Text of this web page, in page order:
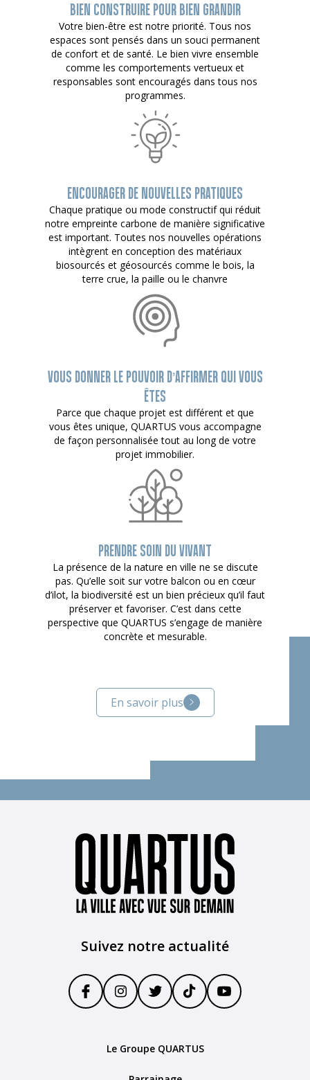
BIEN CONSTRUIRE POUR BIEN GRANDIR
Votre bien-être est notre priorité. Tous nos
espaces sont pensés dans un souci permanent
de confort et de santé. Le bien vivre ensemble
comme les comportements vertueux et
responsables sont encouragés dans tous nos
programmes.
ENCOURAGER DE NOUVELLES PRATIQUES
Chaque pratique ou mode constructif qui réduit
notre empreinte carbone de manière significative
est important. Toutes nos nouvelles opérations
intègrent en conception des matériaux
biosourcés et géosourcés comme le bois, la
terre crue, la paille ou le chanvre
VOUS DONNER LE POUVOIR D’AFFIRMER QUI VOUS
ÊTES
Parce que chaque projet est différent et que
vous êtes unique, QUARTUS vous accompagne
de façon personnalisée tout au long de votre
projet immobilier.
PRENDRE SOIN DU VIVANT
La présence de la nature en ville ne se discute
pas. Qu’elle soit sur votre balcon ou en cœur
d’ilot, la biodiversité est un bien précieux qu’il faut
préserver et favoriser. C’est dans cette
perspective que QUARTUS s’engage de manière
concrète et mesurable.
En savoir plus
Suivez notre actualité
Le Groupe QUARTUS